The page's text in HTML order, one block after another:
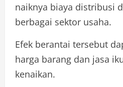
naiknya biaya distribusi
berbagai sektor usaha.
Efek berantai tersebut
harga barang dan jasa
kenaikan.